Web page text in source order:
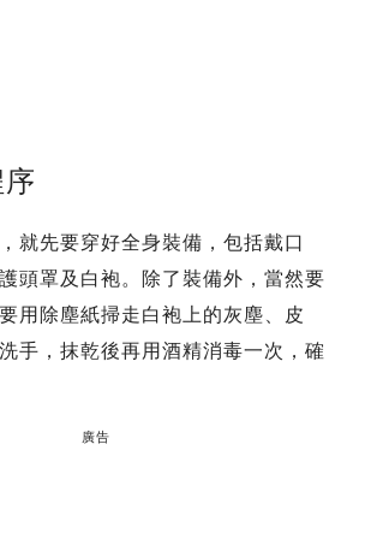
就先要穿好全身裝備，包括戴口
頭罩及白袍。除了裝備外，當然要
用除塵紙掃走白袍上的灰塵、皮
手，抹乾後再用酒精消毒一次，確
廣告